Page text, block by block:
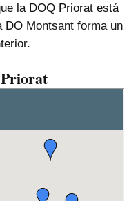
la DOQ Priorat está
Montsant forma un